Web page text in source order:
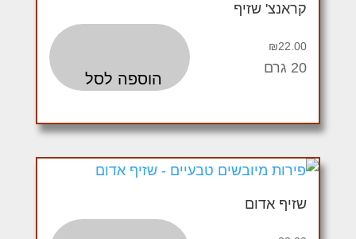
קראנצ' שזיף
₪22.00
הוספה לסל
20 גרם
שזיף אדום